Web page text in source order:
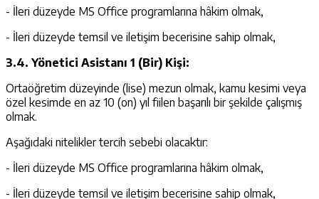
- İleri düzeyde MS Office programlarına hâkim olmak,
- İleri düzeyde temsil ve iletişim becerisine sahip olmak,
3.4. Yönetici Asistanı 1 (Bir) Kişi:
Ortaöğretim düzeyinde (lise) mezun olmak, kamu kesimi veya
özel kesimde en az 10 (on) yıl fiilen başarılı bir şekilde çalışmış
olmak.
Aşağıdaki nitelikler tercih sebebi olacaktır:
- İleri düzeyde MS Office programlarına hâkim olmak,
- İleri düzeyde temsil ve iletişim becerisine sahip olmak,